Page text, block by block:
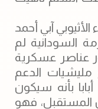
الأثيوبي آبي أحمد
السودانية لم
عناصر عسكرية
إثيوبية تقاتل جنباً إلى جنب مع مليشيات ‫الدعم
بأنه سيكون
المستقبل، فهو